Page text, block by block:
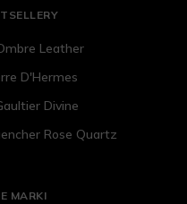
Leather
D'Hermes
Divine
Rose Quartz
MARKI